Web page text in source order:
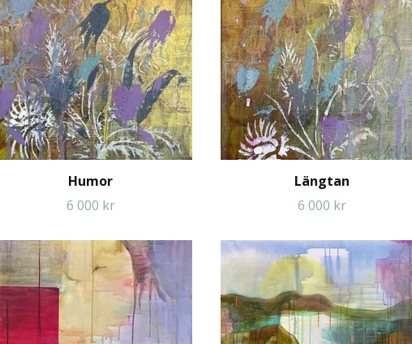
Humor
6 000 kr
Längtan
6 000 kr